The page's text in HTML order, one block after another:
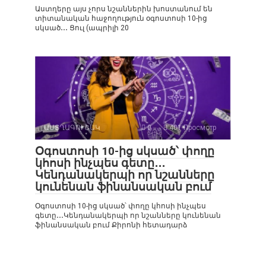
Աստղերը այս չորս նշաններին խոստանում են
տիտանական հաջողություն օգոստոսի 10-ից
սկսած․․․ Ցուլ (ապրիլի 20
ԱՍՏՂԱԳՈՒՇԱԿ 0 401 Просмотр
Օգոստոսի 10-ից սկսած՝ փողը
կհոսի ինչպես գետը․․․
Կենդանակերպի որ նշանները
կունենան ֆինանսական բում
Օգոստոսի 10-ից սկսած՝ փողը կհոսի ինչպես
գետը․․․Կենդանակերպի որ նշանները կունենան
ֆինանսական բում Քիրոնի հետադարձ